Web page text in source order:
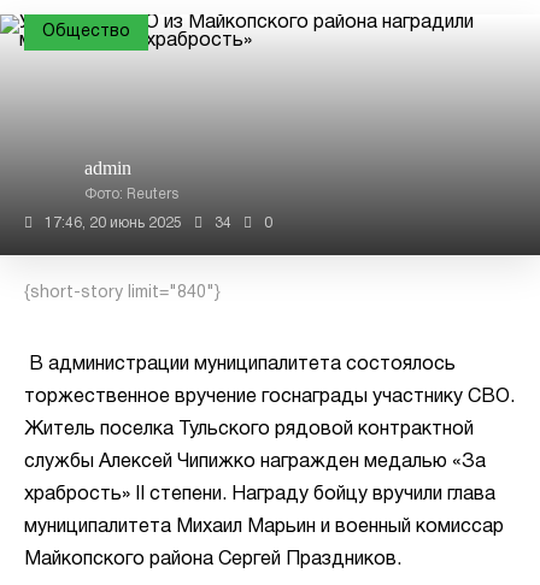
Общество
admin
Фото: Reuters
17:46, 20 июнь 2025 34 0
{short-story limit="840"}
В администрации муниципалитета состоялось
торжественное вручение госнаграды участнику СВО.
Житель поселка Тульского рядовой контрактной
службы Алексей Чипижко награжден медалью «За
храбрость» II степени. Награду бойцу вручили глава
муниципалитета Михаил Марьин и военный комиссар
Майкопского района Сергей Праздников.